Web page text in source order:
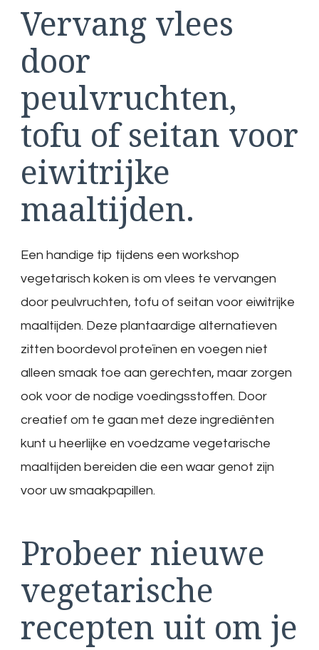
Vervang vlees
door
peulvruchten,
tofu of seitan voor
eiwitrijke
maaltijden.
Een handige tip tijdens een workshop
vegetarisch koken is om vlees te vervangen
door peulvruchten, tofu of seitan voor eiwitrijke
maaltijden. Deze plantaardige alternatieven
zitten boordevol proteïnen en voegen niet
alleen smaak toe aan gerechten, maar zorgen
ook voor de nodige voedingsstoffen. Door
creatief om te gaan met deze ingrediënten
kunt u heerlijke en voedzame vegetarische
maaltijden bereiden die een waar genot zijn
voor uw smaakpapillen.
Probeer nieuwe
vegetarische
recepten uit om je